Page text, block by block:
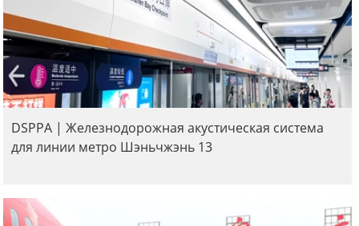
DSPPA | Железнодорожная акустическая система
для линии метро Шэньчжэнь 13